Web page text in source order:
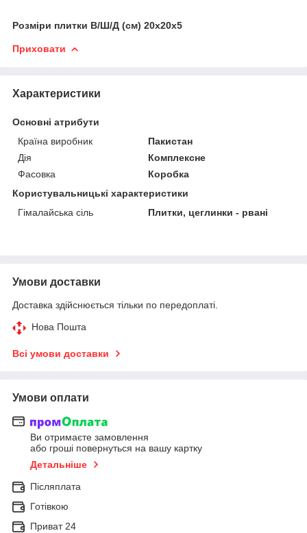
Розміри плитки В/Ш/Д (см) 20х20х5
Приховати
Характеристики
Основні атрибути
Країна виробник
Пакистан
Дія
Комплексне
Фасовка
Коробка
Користувальницькі характеристики
Гімалайська сіль
Плитки, цеглинки - рвані
Умови доставки
Доставка здійснюється тільки по передоплаті.
Нова Пошта
Всі умови доставки
Умови оплати
Ви отримаєте замовлення
або гроші повернуться на вашу картку
Детальніше
Післяплата
Готівкою
Приват 24